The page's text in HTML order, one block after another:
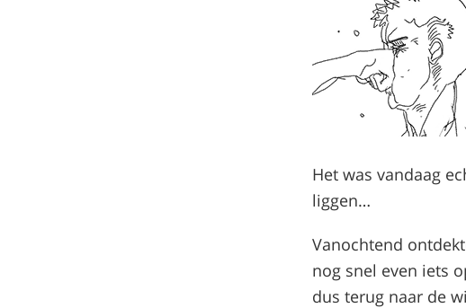
Het was vandaag
liggen…
Vanochtend
nog snel even iets
dus terug naar de